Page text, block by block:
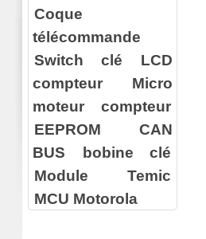
Coque
télécommande
Switch clé
LCD
compteur
Micro
moteur compteur
EEPROM
CAN
BUS
bobine clé
Module Temic
MCU Motorola